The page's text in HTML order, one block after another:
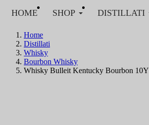
HOME SHOP DISTILLATI
Home
Distillati
Whisky
Bourbon Whisky
Whisky Bulleit Kentucky Bourbon 10Y